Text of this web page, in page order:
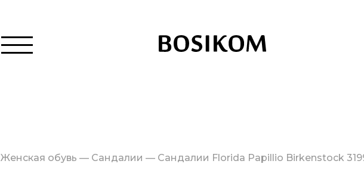
Женская обувь — Сандалии — Сандалии Florida Papillio Birkenstock